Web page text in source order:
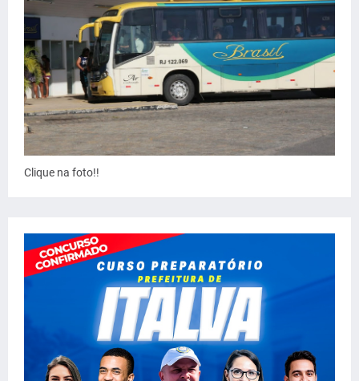
Clique na foto!!